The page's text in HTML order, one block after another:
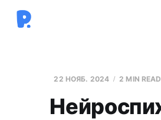
22 НОЯБ. 2024 2 MIN READ